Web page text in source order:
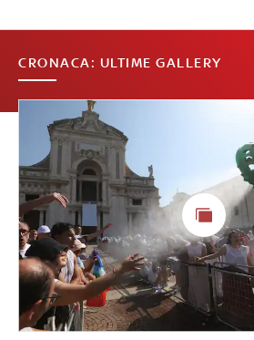
CRONACA: ULTIME GALLERY